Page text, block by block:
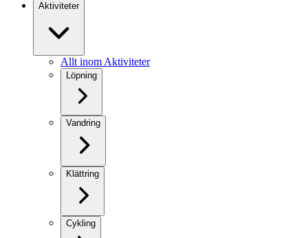
Aktiviteter
Allt inom Aktiviteter
Löpning
Vandring
Klättring
Cykling